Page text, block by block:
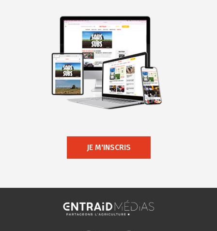
JE M'INSCRIS